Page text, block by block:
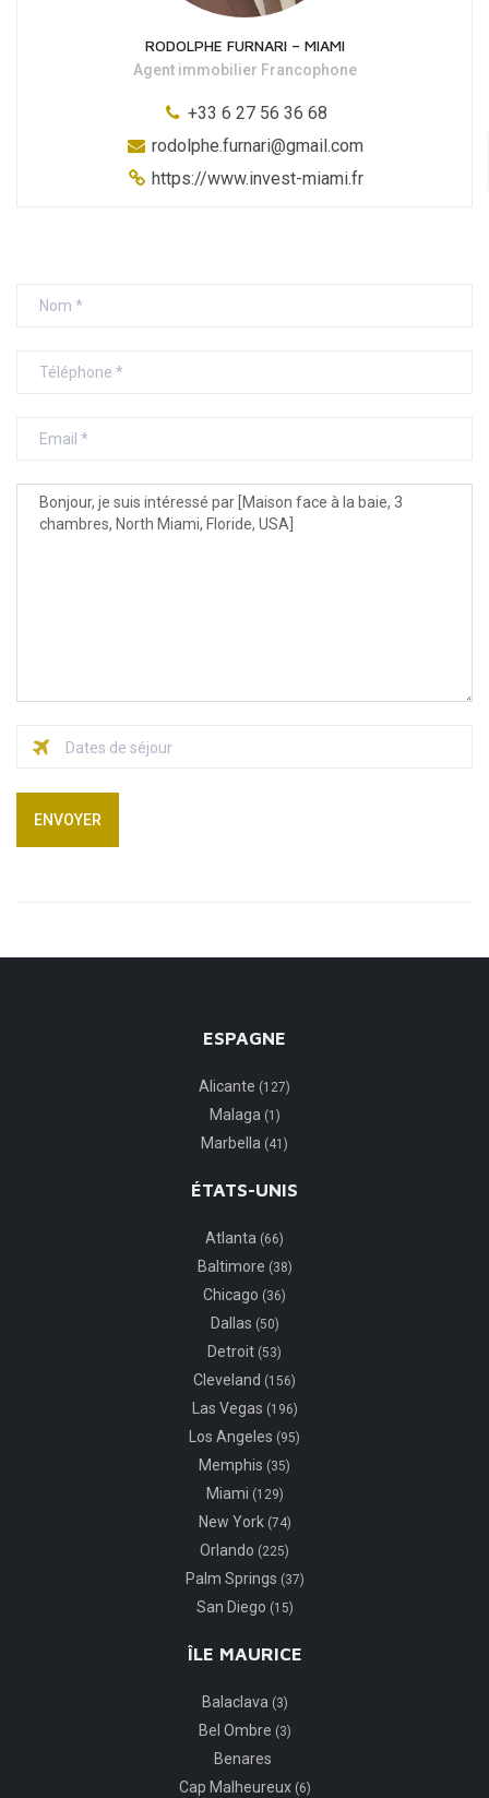
RODOLPHE FURNARI – MIAMI
Agent immobilier Francophone
+33 6 27 56 36 68
rodolphe.furnari@gmail.com
https://www.invest-miami.fr
ENVOYER
ESPAGNE
Alicante (127)
Malaga (1)
Marbella (41)
ÉTATS-UNIS
Atlanta (66)
Baltimore (38)
Chicago (36)
Dallas (50)
Detroit (53)
Cleveland (156)
Las Vegas (196)
Los Angeles (95)
Memphis (35)
Miami (129)
New York (74)
Orlando (225)
Palm Springs (37)
San Diego (15)
ÎLE MAURICE
Balaclava (3)
Bel Ombre (3)
Benares
Cap Malheureux (6)